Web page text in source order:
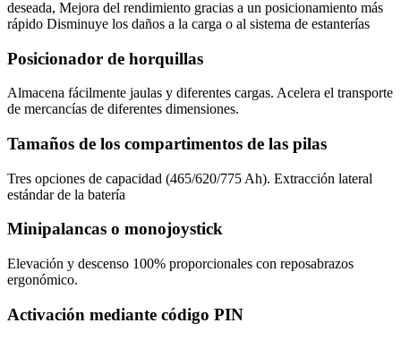
deseada, Mejora del rendimiento gracias a un posicionamiento más
rápido Disminuye los daños a la carga o al sistema de estanterías
Posicionador de horquillas
Almacena fácilmente jaulas y diferentes cargas. Acelera el transporte
de mercancías de diferentes dimensiones.
Tamaños de los compartimentos de las pilas
Tres opciones de capacidad (465/620/775 Ah). Extracción lateral
estándar de la batería
Minipalancas o monojoystick
Elevación y descenso 100% proporcionales con reposabrazos
ergonómico.
Activación mediante código PIN